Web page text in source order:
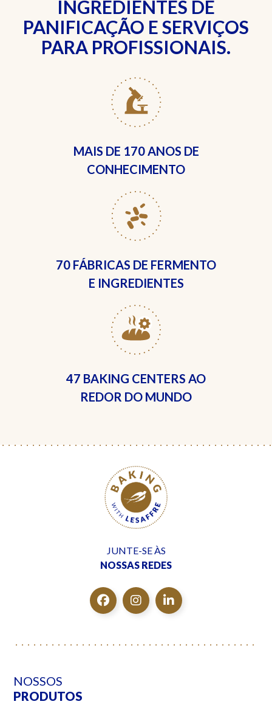
INGREDIENTES DE
PANIFICAÇÃO E SERVIÇOS
PARA PROFISSIONAIS.
MAIS DE 170 ANOS DE
CONHECIMENTO
70 FÁBRICAS DE FERMENTO
E INGREDIENTES
47 BAKING CENTERS AO
REDOR DO MUNDO
JUNTE-SE ÀS
NOSSAS REDES
NOSSOS
PRODUTOS